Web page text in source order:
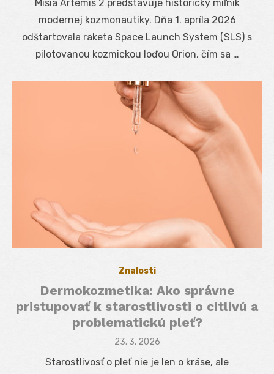
Misia Artemis 2 predstavuje historický míľnik
modernej kozmonautiky. Dňa 1. apríla 2026
odštartovala raketa Space Launch System (SLS) s
pilotovanou kozmickou loďou Orion, čím sa …
Znalosti
Dermokozmetika: Ako správne
pristupovať k starostlivosti o citlivú a
problematickú pleť?
Posted
23. 3. 2026
Starostlivosť o pleť nie je len o kráse, ale